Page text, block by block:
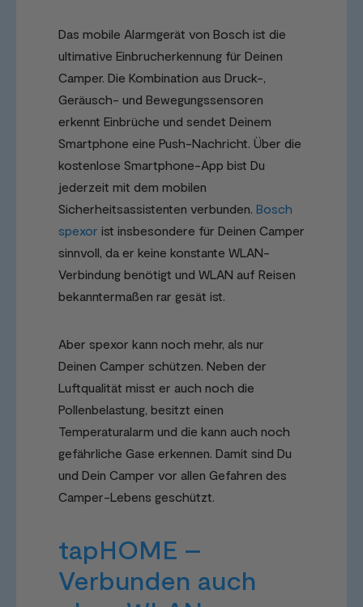
Das mobile Alarmgerät von Bosch ist die
ultimative Einbrucherkennung für Deinen
Camper. Die Kombination aus Druck-,
Geräusch- und Bewegungssensoren
erkennt Einbrüche und sendet Deinem
Smartphone eine Push-Nachricht. Über die
kostenlose Smartphone-App bist Du
jederzeit mit dem mobilen
Sicherheitsassistenten verbunden. Bosch
spexor ist insbesondere für Deinen Camper
sinnvoll, da er keine konstante WLAN-
Verbindung benötigt und WLAN auf Reisen
bekanntermaßen rar gesät ist.
Aber spexor kann noch mehr, als nur
Deinen Camper schützen. Neben der
Luftqualität misst er auch noch die
Pollenbelastung, besitzt einen
Temperaturalarm und die kann auch noch
gefährliche Gase erkennen. Damit sind Du
und Dein Camper vor allen Gefahren des
Camper-Lebens geschützt.
tapHOME –
Verbunden auch